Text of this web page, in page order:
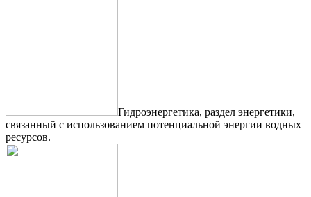
Гидроэнергетика, раздел энергетики,
связанный с использованием потенциальной энергии водных
ресурсов.